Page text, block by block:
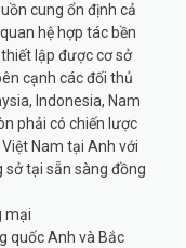
cung ổn định cả
hệ hợp tác bền
lập được cơ sở
cạnh các đối thủ
Indonesia, Nam
phải có chiến lược
Nam tại Anh với
tại sẵn sàng đồng
mại
quốc Anh và Bắc